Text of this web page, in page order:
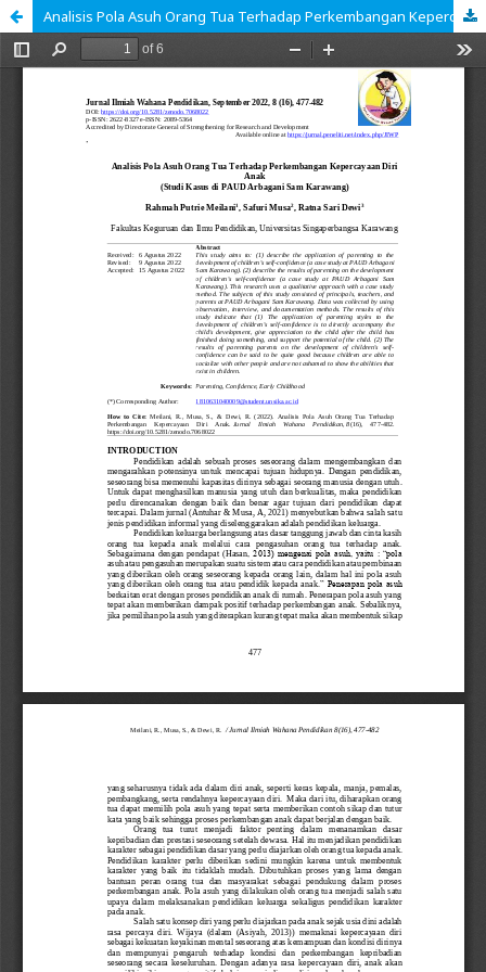
Analisis Pola Asuh Orang Tua Terhadap Perkembangan Kepercayaan Diri Anak